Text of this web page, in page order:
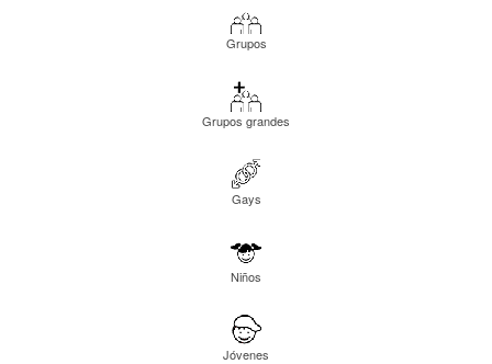
Grupos
Grupos grandes
Gays
Niños
Jóvenes